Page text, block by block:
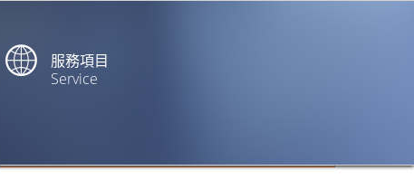
服務項目
Service